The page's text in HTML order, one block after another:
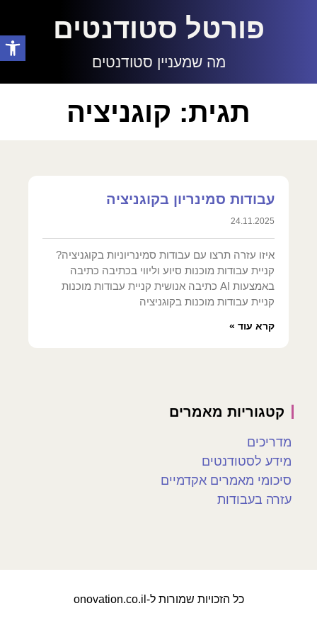
פתח
פורטל סטודנטים
מה שמעניין סטודנטים
תגית: קוגניציה
עבודות סמינריון בקוגניציה
24.11.2025
איזו עזרה תרצו עם עבודות סמינריוניות בקוגניציה?
קניית עבודות מוכנות סיוע וליווי בכתיבה כתיבה
באמצעות AI כתיבה אנושית קניית עבודות מוכנות
קניית עבודות מוכנות בקוגניציה
קרא עוד »
קטגוריות מאמרים
מדריכים
מידע לסטודנטים
סיכומי מאמרים אקדמיים
עזרה בעבודות
כל הזכויות שמורות ל-onovation.co.il